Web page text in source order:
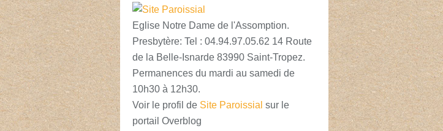
Eglise Notre Dame de l'Assomption.
Presbytère: Tel : 04.94.97.05.62 14 Route
de la Belle-Isnarde 83990 Saint-Tropez.
Permanences du mardi au samedi de
10h30 à 12h30.
Voir le profil de Site Paroissial sur le
portail Overblog